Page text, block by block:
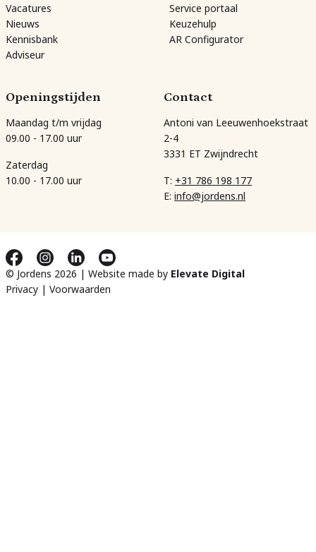
Vacatures
Nieuws
Kennisbank
Adviseur
Service portaal
Keuzehulp
AR Configurator
Openingstijden
Maandag t/m vrijdag
09.00 - 17.00 uur
Zaterdag
10.00 - 17.00 uur
Contact
Antoni van Leeuwenhoekstraat
2-4
3331 ET Zwijndrecht
T: +31 786 198 177
E: info@jordens.nl
© Jordens 2026 | Website made by Elevate Digital
Privacy | Voorwaarden